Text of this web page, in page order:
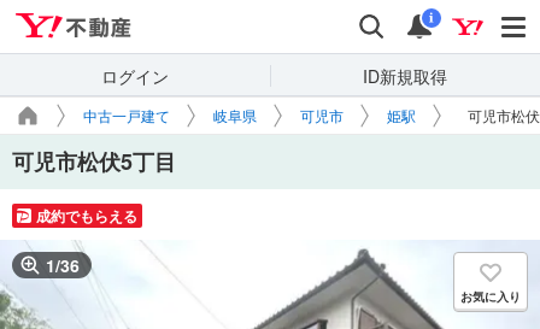
検索 通知
i
ログイン ID新規取得
中古一戸建て 岐阜県 可児市 姫駅 可児市松
可児市松伏5丁目
成約でもらえる
1/36
お気に入り